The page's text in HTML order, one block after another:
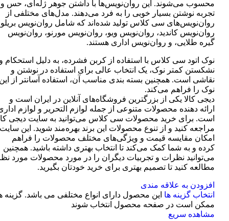
محسوب می‌شوند. این روان‌نویس‌ها با داشتن جوهر ژله‌ای، حس و
تجربه نوشتن بسیار خوبی را به فرد می‌دهند. مدل‌های مختلفی از
روان‌نویس‌های سی کلاس تولید شده‌اند که شامل روان‌نویس
روان‌نویس کاندید، روان‌نویس ویو، روان‌نویس مورنو، روان‌نویس
گیره طلایی، و روان‌نویس اداری هستند.
نوک اتود سی کلاس با استفاده از کربن فشرده، به دلیل استحکام
نشکستن کمتر نوک، یک انتخاب عالی برای استفاده در نوشتن و
نقاشی است. همچنین بسته بندی مناسب آن، استفاده آسانتر از
نوک را فراهم می‌کند.
دیجی کالا یکی از بزرگترین فروشگاه‌های آنلاین در ایران است و
ارائه دهنده محصولات متنوعی از جمله لوازم التحریر و لوازم
است. برای خرید محصولات سی کلاس می‌توانید به سایت دیجی
مراجعه کنید و از تنوع محصولات این برند بهره‌مند شوید. این سایت
امکان مقایسه قیمت و ویژگی‌های مختلف محصولات را فراهم
کرده و به شما کمک می‌کند تا انتخاب بهتری داشته باشید. همچنین
می‌توانید نظرات و تجربیات دیگران را در مورد محصولات مورد
مطالعه کنید تا تصمیم بهتری برای خرید خودتان بگیرید.
افزودن به علاقه مندی
انتخاب گزینه ها این محصول دارای انواع مختلفی می باشد. گزینه
ممکن است در صفحه محصول انتخاب شوند
مشاهده سریع